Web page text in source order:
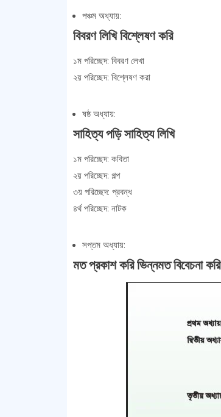
পঞ্চম অধ্যায়:
বিবরণ লিখি বিশ্লেষণ করি
১ম পরিচ্ছেদ: বিবরণ লেখা
২য় পরিচ্ছেদ: বিশ্লেষণ করা
ষষ্ঠ অধ্যায়:
সাহিত্য পড়ি সাহিত্য লিখি
১ম পরিচ্ছেদ: কবিতা
২য় পরিচ্ছেদ: গল্প
৩য় পরিচ্ছেদ: প্রবন্ধ
৪র্থ পরিচ্ছেদ: নাটক
সপ্তম অধ্যায়:
মত প্রকাশ করি ভিন্নমত বিবেচনা করি